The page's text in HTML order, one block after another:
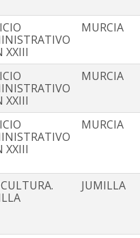
XXIII
MURCIA
XXIII
MURCIA
XXIII
MURCIA
JUMILLA